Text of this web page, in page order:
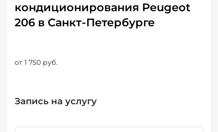
кондиционирования Peugeot
206 в Санкт-Петербурге
от 1 750 руб.
Запись на услугу